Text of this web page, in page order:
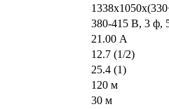
380-415 В, 3 ф,
21.00 А
12.7 (1/2)
25.4 (1)
120 м
30 м